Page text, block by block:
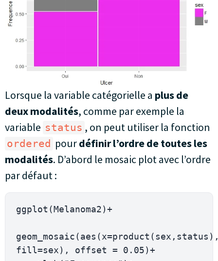
Lorsque la variable catégorielle a plus de
deux modalités, comme par exemple la
variable status , on peut utiliser la fonction
ordered pourdéfinir l’ordre de toutes les
modalités. D’abord le mosaic plot avec l’ordre
par défaut :
ggplot(Melanoma2)+
fill=sex), offset = 0.05)+